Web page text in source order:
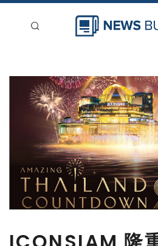
新聞稿分類
登入